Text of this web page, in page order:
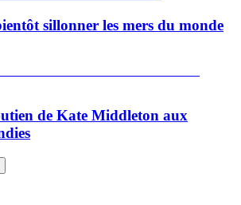
sillonner les mers du monde
de Kate Middleton aux